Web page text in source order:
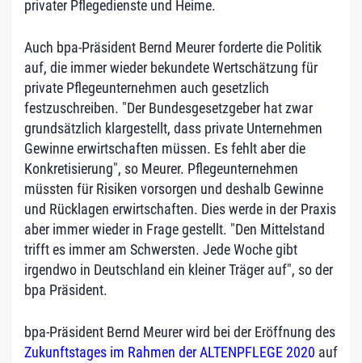
privater Pflegedienste und Heime.
Auch bpa-Präsident Bernd Meurer forderte die Politik
auf, die immer wieder bekundete Wertschätzung für
private Pflegeunternehmen auch gesetzlich
festzuschreiben. "Der Bundesgesetzgeber hat zwar
grundsätzlich klargestellt, dass private Unternehmen
Gewinne erwirtschaften müssen. Es fehlt aber die
Konkretisierung", so Meurer. Pflegeunternehmen
müssten für Risiken vorsorgen und deshalb Gewinne
und Rücklagen erwirtschaften. Dies werde in der Praxis
aber immer wieder in Frage gestellt. "Den Mittelstand
trifft es immer am Schwersten. Jede Woche gibt
irgendwo in Deutschland ein kleiner Träger auf", so der
bpa Präsident.
bpa-Präsident Bernd Meurer wird bei der Eröffnung des
Zukunftstages im Rahmen der ALTENPFLEGE 2020 auf